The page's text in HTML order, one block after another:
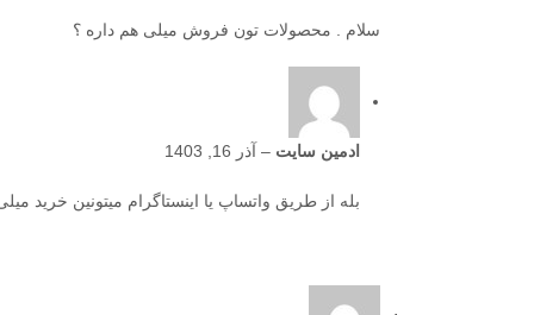
سلام . محصولات تون فروش میلی هم داره ؟
ادمین سایت – آذر 16, 1403
بله از طریق واتساپ یا اینستاگرام میتونین خرید